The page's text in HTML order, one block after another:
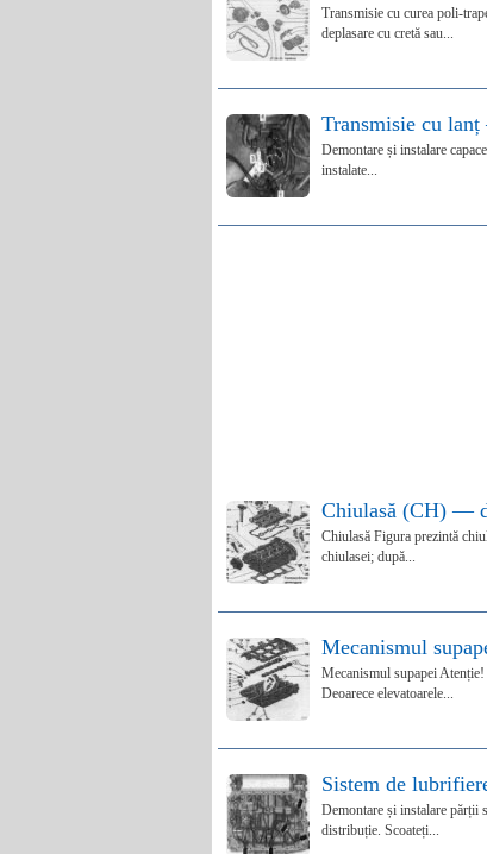
Transmisie cu curea poli-
deplasare cu cretă sau...
Transmisie cu
Demontare și instalare
instalate...
Chiulasă (CH) —
Chiulasă Figura prezintă
chiulasei; după...
Mecanismul
Mecanismul supapei
Deoarece elevatoarele...
Sistem de
Demontare și instalare părții
distribuție. Scoateți...